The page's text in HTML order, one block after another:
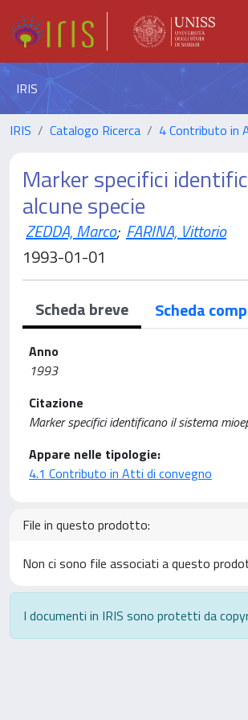
IRIS
IRIS Catalogo Ricerca 4 Contributo in
Marker specifici
alcune specie
ZEDDA, Marco; FARINA, Vittorio
1993-01-01
Scheda breve Scheda
Anno
1993
Citazione
Marker specifici identificano il sistema
Appare nelle tipologie:
4.1 Contributo in Atti di convegno
File in questo prodotto:
Non ci sono file associati a questo
I documenti in IRIS sono protetti da